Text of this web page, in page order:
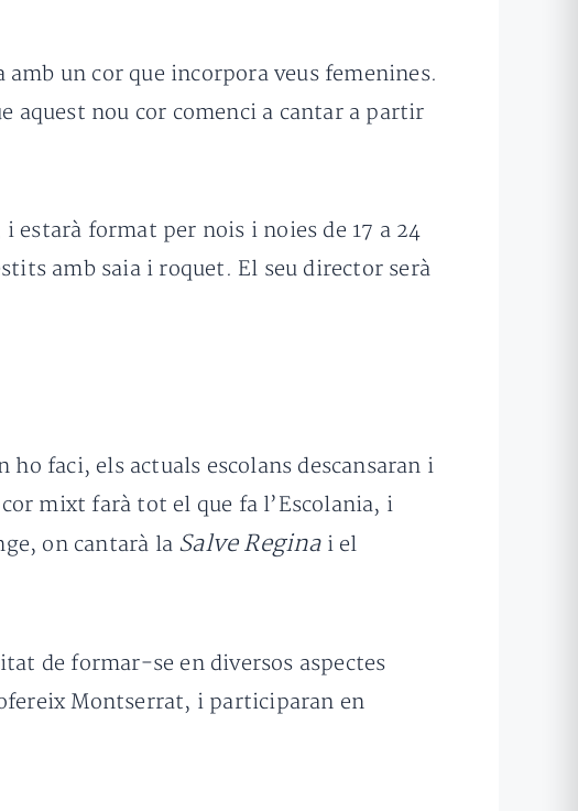
un cor que incorpora veus femenines.
aquest nou cor comenci a cantar a partir
i estarà format per nois i noies de 17 a 24
amb saia i roquet. El seu director serà
faci, els actuals escolans descansaran i
mixt farà tot el que fa l’Escolania, i
on cantarà la Salve Reginai el
de formar-se en diversos aspectes
Montserrat, i participaran en